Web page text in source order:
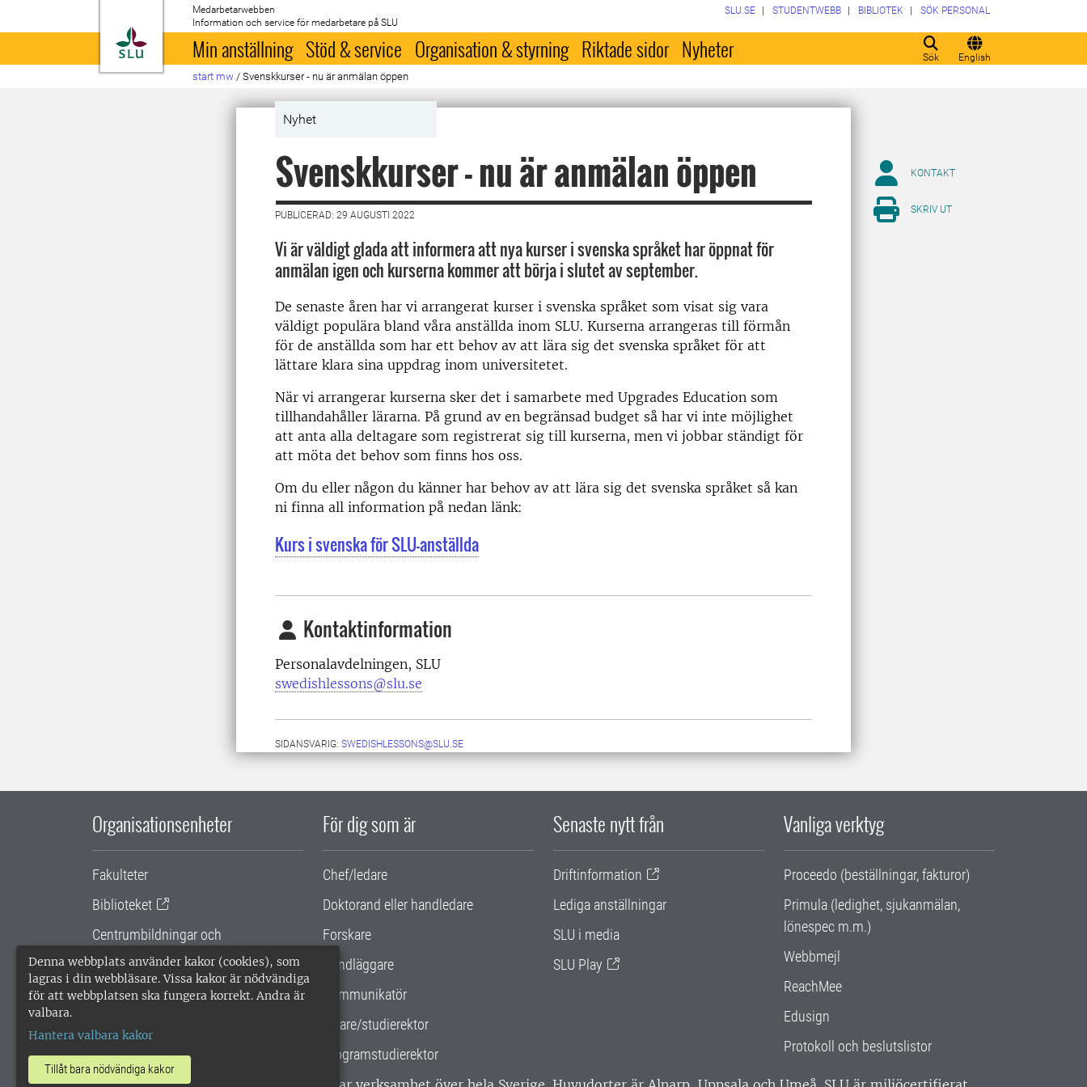
Denna webbplats använder kakor (cookies), som
lagras i din webbläsare. Vissa kakor är nödvändiga
för att webbplatsen ska fungera korrekt. Andra är
valbara.
Hantera valbara kakor
Tillåt bara nödvändiga kakor
Till startsida
Medarbetarwebben
Information och service för medarbetare på SLU
Sök English
SLU.SE STUDENTWEBB BIBLIOTEK SÖK PERSONAL
Min anställning Stöd & service Organisation & styrning Riktade sidor Nyheter
start mw / Svenskkurser - nu är anmälan öppen
Nyhet
Svenskkurser - nu är anmälan öppen
PUBLICERAD: 29 AUGUSTI 2022
Vi är väldigt glada att informera att nya kurser i svenska språket har öppnat för
anmälan igen och kurserna kommer att börja i slutet av september.
De senaste åren har vi arrangerat kurser i svenska språket som visat sig vara
väldigt populära bland våra anställda inom SLU. Kurserna arrangeras till förmån
för de anställda som har ett behov av att lära sig det svenska språket för att
lättare klara sina uppdrag inom universitetet.
När vi arrangerar kurserna sker det i samarbete med Upgrades Education som
tillhandahåller lärarna. På grund av en begränsad budget så har vi inte möjlighet
att anta alla deltagare som registrerat sig till kurserna, men vi jobbar ständigt för
att möta det behov som finns hos oss.
Om du eller någon du känner har behov av att lära sig det svenska språket så kan
ni finna all information på nedan länk:
Kurs i svenska för SLU-anställda
Kontaktinformation
Personalavdelningen, SLU
swedishlessons@slu.se
SIDANSVARIG: SWEDISHLESSONS@SLU.SE
KONTAKT
SKRIV UT
Organisationsenheter
Fakulteter
Biblioteket
Centrumbildningar och
samarbetsprojekt
Gemensamma verksamhetsstödet
För dig som är
Chef/ledare
Doktorand eller handledare
Forskare
Handläggare
Kommunikatör
Lärare/studierektor
Programstudierektor
Senaste nytt från
Driftinformation
Lediga anställningar
SLU i media
SLU Play
Vanliga verktyg
Proceedo (beställningar, fakturor)
Primula (ledighet, sjukanmälan,
lönespec m.m.)
Webbmejl
ReachMee
Edusign
Protokoll och beslutslistor